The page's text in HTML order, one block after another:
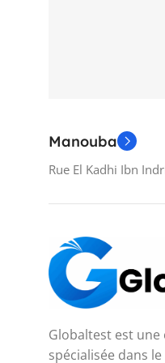
Manouba
Rue El Kadhi Ibn
Globaltest est
spécialisée dans